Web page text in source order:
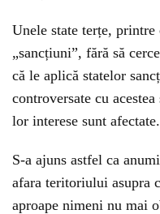
Unele state terțe, printre
„sancțiuni”, fără să
că le aplică statelor
controversate cu
lor interese sunt afectate.
S-a ajuns astfel ca
afara teritoriului asupra
aproape nimeni nu mai